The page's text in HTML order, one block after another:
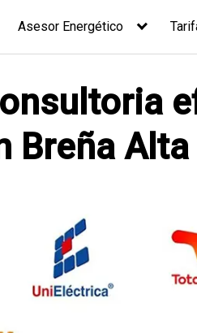
Asesor Energético
Breña Alta